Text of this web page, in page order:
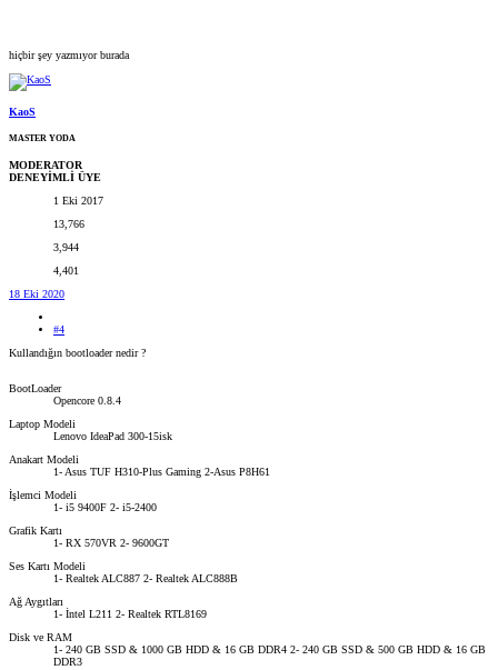
hiçbir şey yazmıyor burada
KaoS
MASTER YODA
MODERATOR
DENEYİMLİ ÜYE
1 Eki 2017
13,766
3,944
4,401
18 Eki 2020
#4
Kullandığın bootloader nedir ?
BootLoader
Opencore 0.8.4
Laptop Modeli
Lenovo IdeaPad 300-15isk
Anakart Modeli
1- Asus TUF H310-Plus Gaming 2-Asus P8H61
İşlemci Modeli
1- i5 9400F 2- i5-2400
Grafik Kartı
1- RX 570VR 2- 9600GT
Ses Kartı Modeli
1- Realtek ALC887 2- Realtek ALC888B
Ağ Aygıtları
1- İntel L211 2- Realtek RTL8169
Disk ve RAM
1- 240 GB SSD & 1000 GB HDD & 16 GB DDR4 2- 240 GB SSD & 500 GB HDD & 16 GB
DDR3